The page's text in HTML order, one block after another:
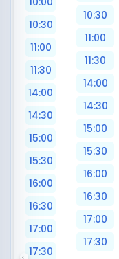
10:30
11:00
11:30
14:00
14:30
15:00
15:30
16:00
16:30
17:00
17:30
10:30
11:00
11:30
14:00
14:30
15:00
15:30
16:00
16:30
17:00
17:30